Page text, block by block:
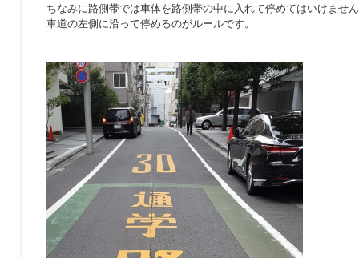
ちなみに路側帯では車体を路側帯の中に入れて停めてはいけませ
車道の左側に沿って停めるのがルールです。